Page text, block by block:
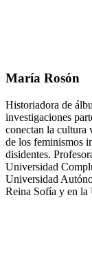
María Rosón
Historiadora de
investigaciones
conectan la cultura
de los feminismos
disidentes.
Universidad
Universidad
Reina Sofía y en la